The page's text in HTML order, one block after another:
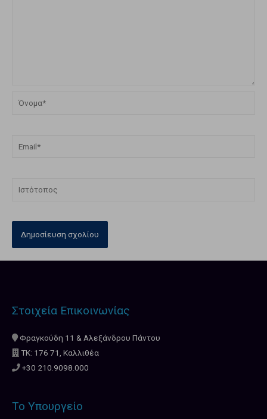
Στοιχεία Επικοινωνίας
Φραγκούδη 11 & Αλεξάνδρου Πάντου
ΤΚ: 176 71, Καλλιθέα
+30 210.9098.000
Το Υπουργείο